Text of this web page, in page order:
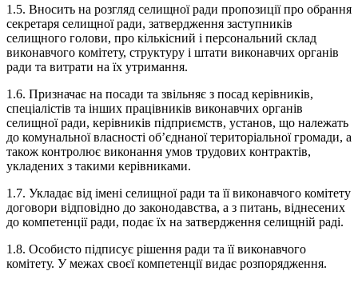
1.5. Вносить на розгляд селищної ради пропозиції про обрання
секретаря селищної ради, затвердження заступників
селищного голови, про кількісний і персональний склад
виконавчого комітету, структуру і штати виконавчих органів
ради та витрати на їх утримання.
1.6. Призначає на посади та звільняє з посад керівників,
спеціалістів та інших працівників виконавчих органів
селищної ради, керівників підприємств, установ, що належать
до комунальної власності об’єднаної територіальної громади, а
також контролює виконання умов трудових контрактів,
укладених з такими керівниками.
1.7. Укладає від імені селищної ради та її виконавчого комітету
договори відповідно до законодавства, а з питань, віднесених
до компетенції ради, подає їх на затвердження селищній раді.
1.8. Особисто підписує рішення ради та її виконавчого
комітету. У межах своєї компетенції видає розпорядження.